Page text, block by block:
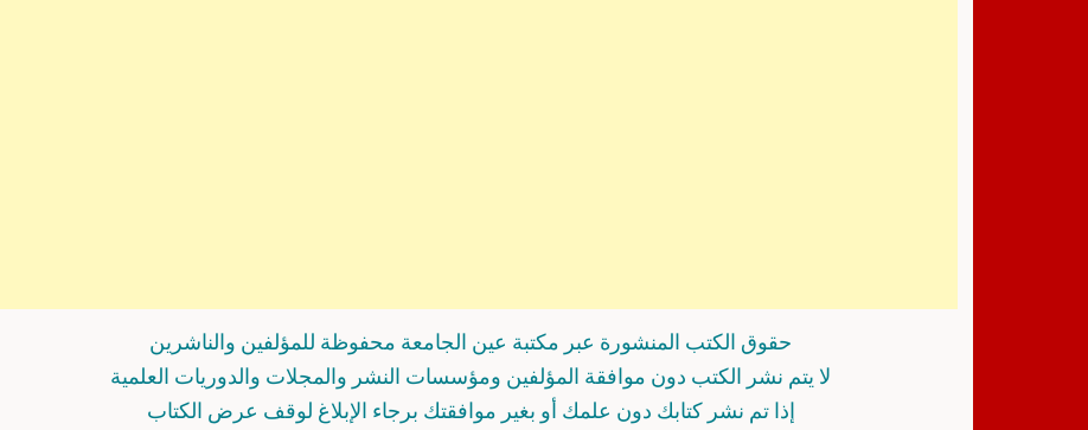
حقوق الكتب المنشورة عبر مكتبة عين الجامعة محفوظة للمؤلفين والناشرين
لا يتم نشر الكتب دون موافقة المؤلفين ومؤسسات النشر والمجلات والدوريات العلمية
إذا تم نشر كتابك دون علمك أو بغير موافقتك برجاء الإبلاغ لوقف عرض الكتاب